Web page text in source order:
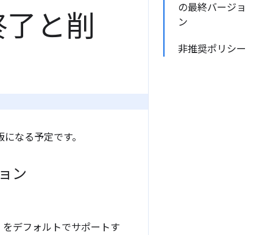
の最終バージョ
ン
非推奨ポリシー
と削
なる予定です。
ン
デフォルトでサポートす